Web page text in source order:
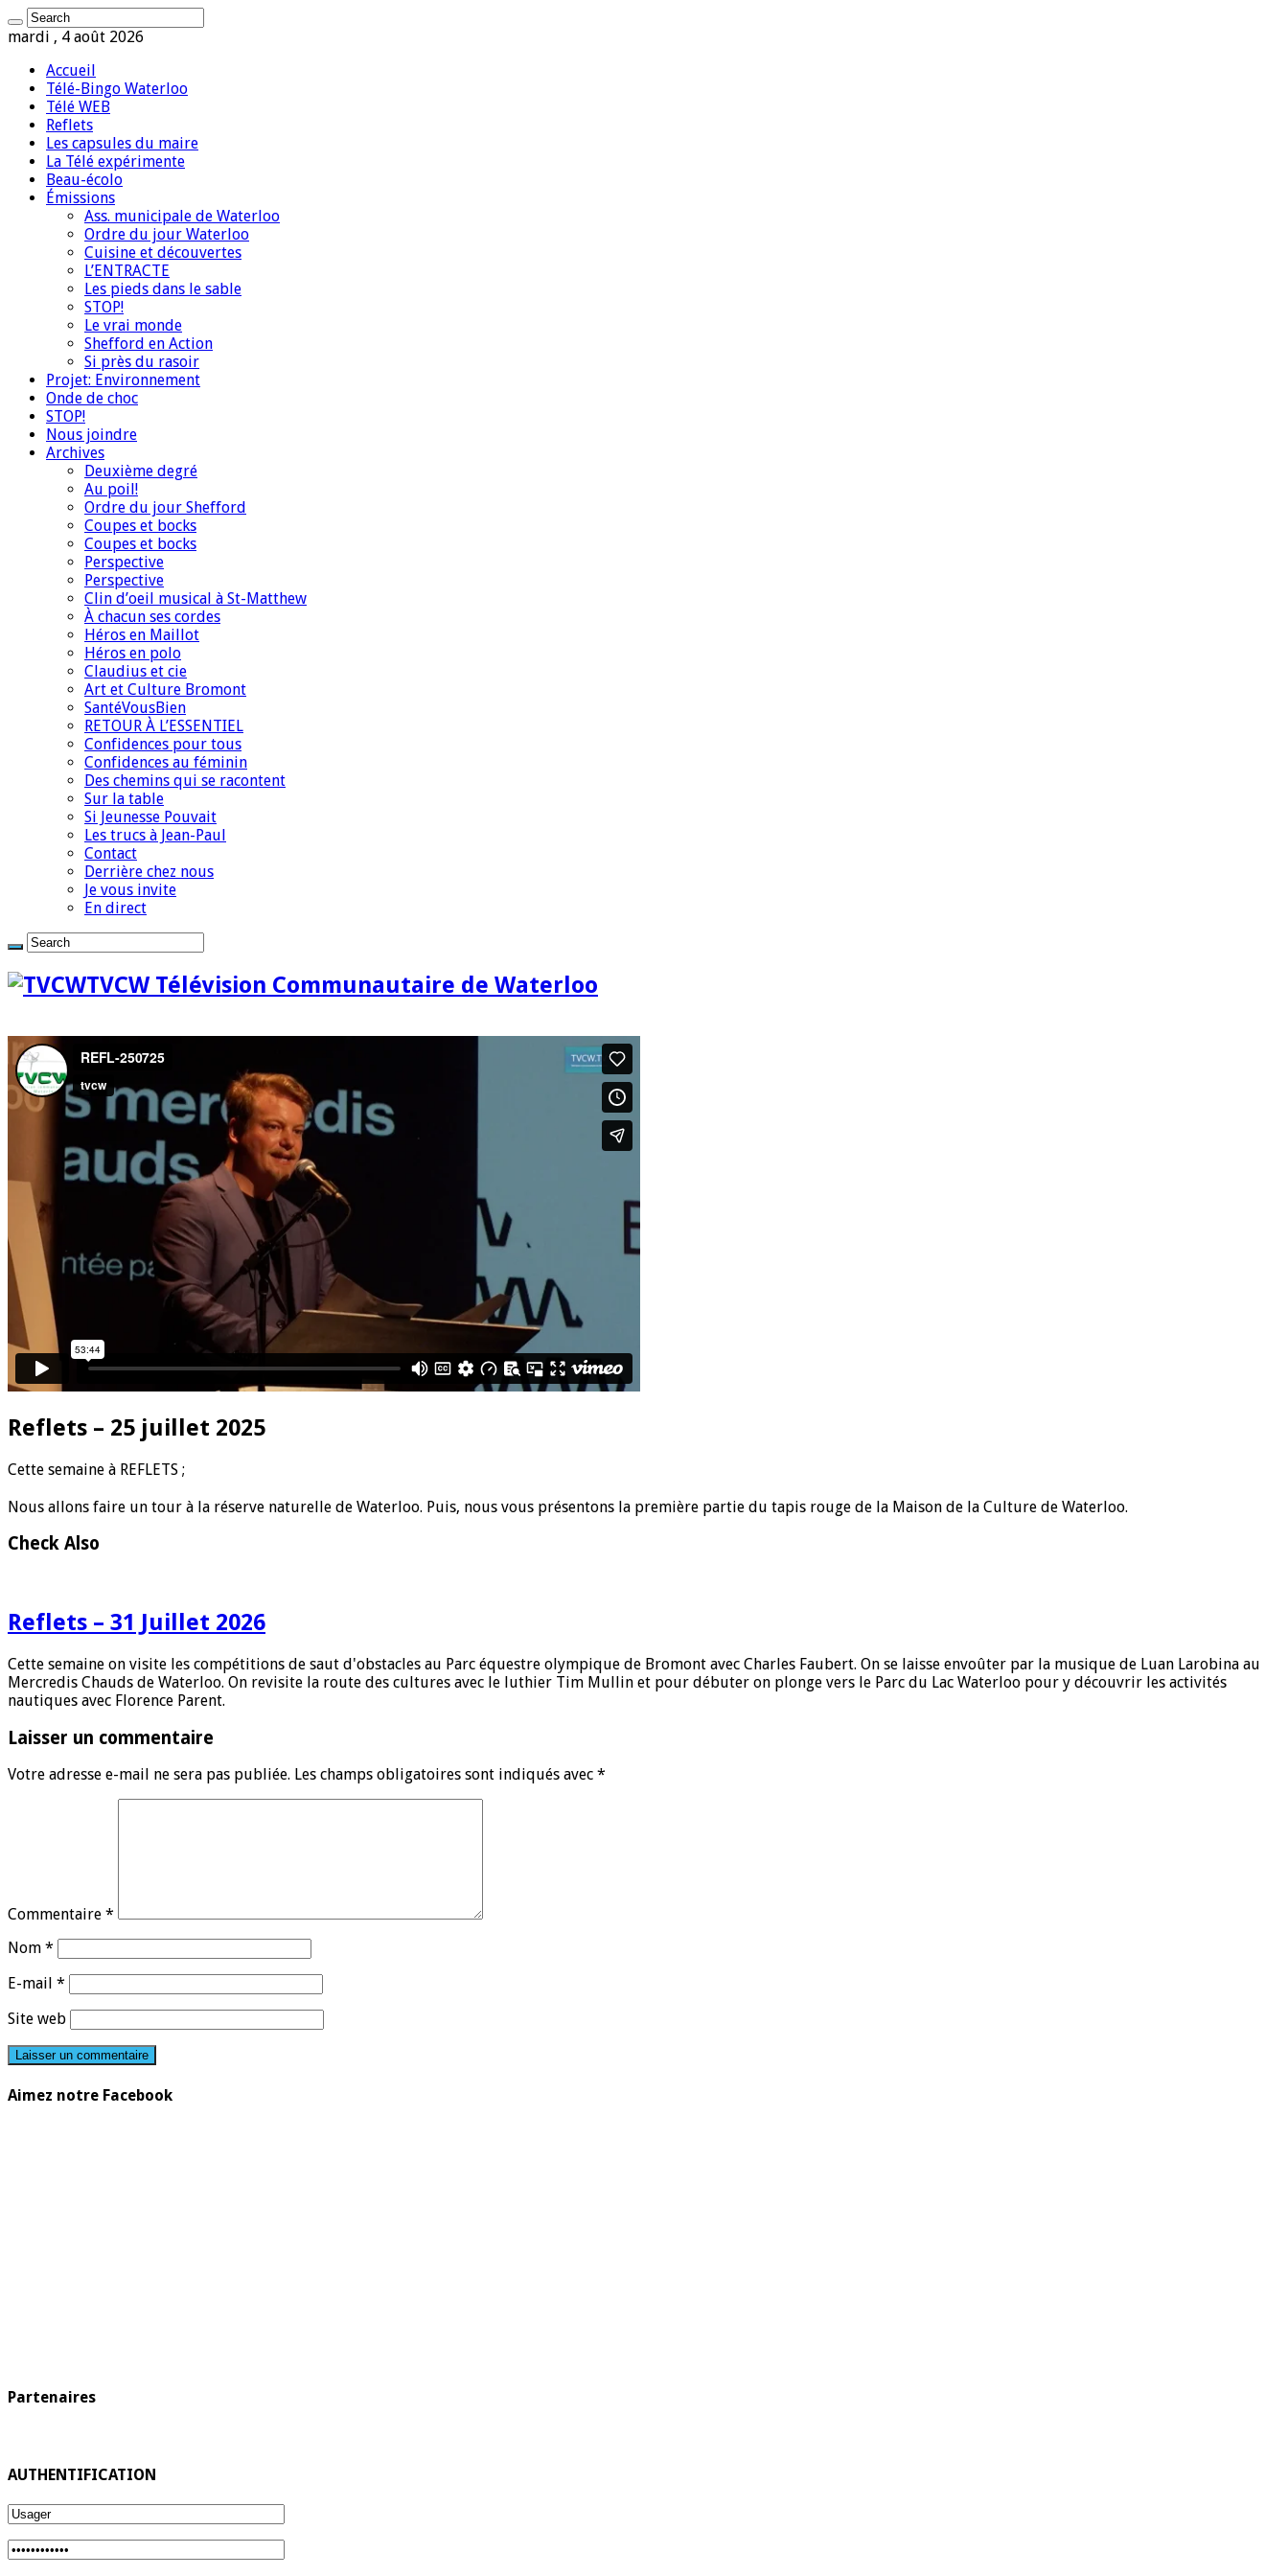
mardi , 4 août 2026
Accueil
Télé-Bingo Waterloo
Télé WEB
Reflets
Les capsules du maire
La Télé expérimente
Beau-écolo
Émissions
Ass. municipale de Waterloo
Ordre du jour Waterloo
Cuisine et découvertes
L’ENTRACTE
Les pieds dans le sable
STOP!
Le vrai monde
Shefford en Action
Si près du rasoir
Projet: Environnement
Onde de choc
STOP!
Nous joindre
Archives
Deuxième degré
Au poil!
Ordre du jour Shefford
Coupes et bocks
Coupes et bocks
Perspective
Perspective
Clin d’oeil musical à St-Matthew
À chacun ses cordes
Héros en Maillot
Héros en polo
Claudius et cie
Art et Culture Bromont
SantéVousBien
RETOUR À L’ESSENTIEL
Confidences pour tous
Confidences au féminin
Des chemins qui se racontent
Sur la table
Si Jeunesse Pouvait
Les trucs à Jean-Paul
Contact
Derrière chez nous
Je vous invite
En direct
TVCW Télévision Communautaire de Waterloo
Reflets – 25 juillet 2025
Cette semaine à REFLETS ;
Nous allons faire un tour à la réserve naturelle de Waterloo. Puis, nous vous présentons la première partie du tapis rouge de la Maison de la Culture de Waterloo.
Check Also
Reflets – 31 Juillet 2026
Cette semaine on visite les compétitions de saut d'obstacles au Parc équestre olympique de Bromont avec Charles Faubert. On se laisse envoûter par la musique de Luan Larobina au
Mercredis Chauds de Waterloo. On revisite la route des cultures avec le luthier Tim Mullin et pour débuter on plonge vers le Parc du Lac Waterloo pour y découvrir les activités
nautiques avec Florence Parent.
Laisser un commentaire
Votre adresse e-mail ne sera pas publiée. Les champs obligatoires sont indiqués avec *
Commentaire *
Nom *
E-mail *
Site web
Aimez notre Facebook
Partenaires
AUTHENTIFICATION